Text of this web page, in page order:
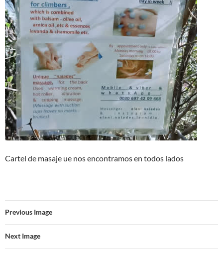
Cartel de masaje ue nos encontramos en todos lados
Previous Image
Next Image